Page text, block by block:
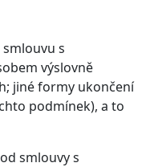
s
výslovně
jiné formy ukončení
podmínek), a to
smlouvy s